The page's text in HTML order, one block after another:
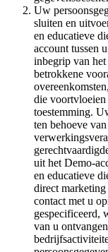
Uw
sluiten en
en educatieve
account tussen
inbegrip van
betrokkene
die
toestemming.
ten behoeve
uit het Demo-
en educatieve
direct
contact met u
gespecificeerd,
van u